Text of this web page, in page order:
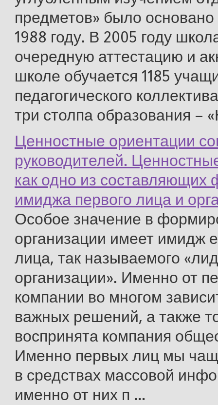
предметов» было
1988 году. В 2005 году
очередную аттестацию и
школе обучается 1185
педагогического
три столпа образования –
Ценностные ориентации
руководителей.
как одно из составляющих
имиджа первого лица и
Особое значение в
организации имеет имидж
лица, так называемого
организации». Именно от
компании во многом
важных решений, а также
воспринята компания
Именно первых лиц мы
в средствах массовой
именно от них п ...